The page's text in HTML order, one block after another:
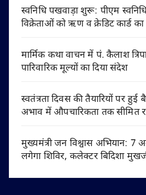
स्वनिधि पखवाड़ा शुरू: पीएम
विक्रेताओं को ऋण व क्रेडिट कार्ड
मार्मिक कथा वाचन में पं. कैलाश
पारिवारिक मूल्यों का दिया संदेश
स्वतंत्रता दिवस की तैयारियों पर
अभाव में औपचारिकता तक सीमित
मुख्यमंत्री जन विश्वास अभियान: 7
लगेगा शिविर, कलेक्टर बिदिशा